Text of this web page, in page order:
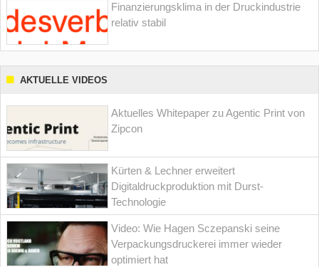
Finanzierungsklima in der Druckindustrie
relativ stabil
AKTUELLE VIDEOS
Aktuelles Whitepaper zu Agentic Print von
Zipcon
Kürten & Lechner erweitert
Digitaldruckproduktion mit Durst-
Technologie
Video: Wie Hagen Sczepanski seine
Verpackungsdruckerei immer wieder
optimiert hat